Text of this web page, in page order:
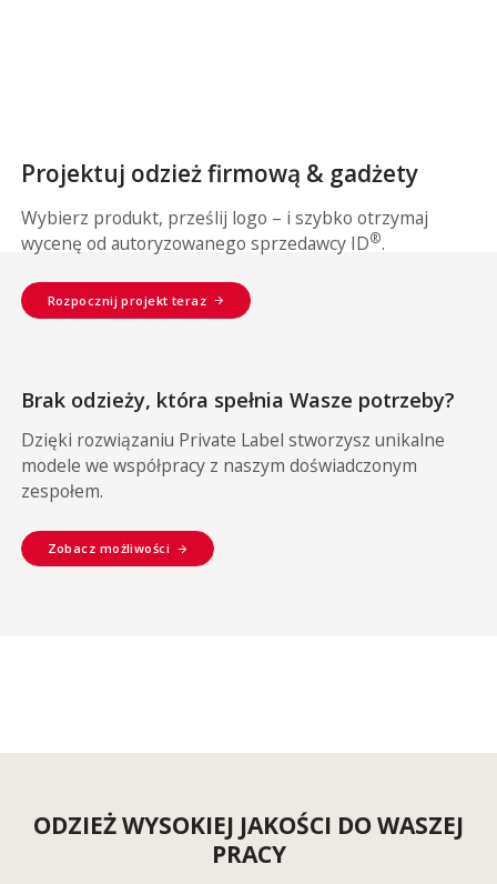
Projektuj odzież firmową & gadżety
Wybierz produkt, prześlij logo – i szybko otrzymaj
wycenę od autoryzowanego sprzedawcy ID®.
Rozpocznij projekt teraz
Brak odzieży, która spełnia Wasze potrzeby?
Dzięki rozwiązaniu Private Label stworzysz unikalne
modele we współpracy z naszym doświadczonym
zespołem.
Zobacz możliwości
ODZIEŻ WYSOKIEJ JAKOŚCI DO WASZEJ
PRACY